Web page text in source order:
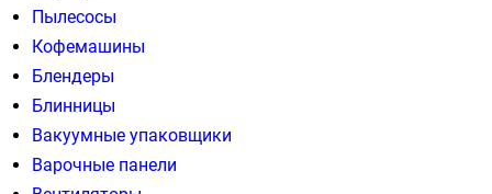
Пылесосы
Кофемашины
Блендеры
Блинницы
Вакуумные упаковщики
Варочные панели